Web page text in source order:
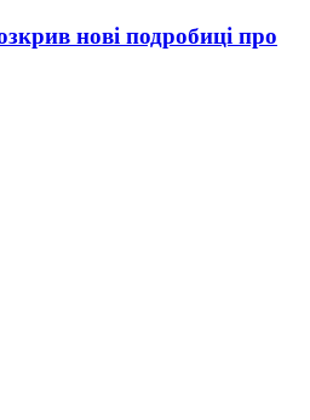
нові подробиці про